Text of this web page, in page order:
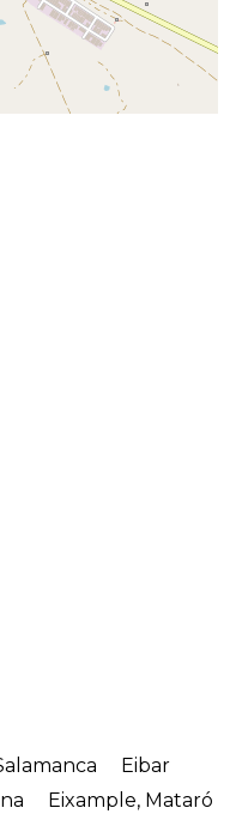
Eibar
Eixample, Mataró